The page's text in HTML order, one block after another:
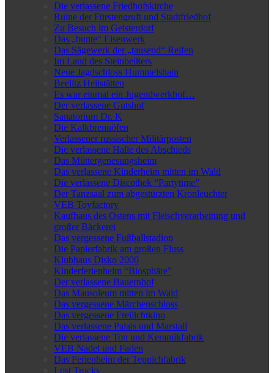
Die verlassene Friedhofskirche
Ruine der Fürstengruft und Stadtfriedhof
Zu Besuch im Geisterdorf
Das „bunte“ Eisenwerk
Das Sägewerk der „tausend“ Reifen
Im Land des Steinbeißers
Neue Jagdschloss Hummelshain
Beelitz Heilstätten
Es war einmal ein Jugendwerkhof…
Der verlassene Gutshof
Sanatorium Dr. K
Die Kalkbrennöfen
Verlassener russischer Militärposten
Die verlassene Halle des Abschieds
Das Müttergenesungsheim
Das verlassene Kinderheim mitten im Wald
Die verlassene Discothek “Partytime”
Der Tanzsaal zum abgestürzten Kronleuchter
VEB Toyfactory
Kaufhaus des Ostens mit Fleischverarbeitung und
großer Bäckerei
Das vergessene Fußballstadion
Die Papierfabrik am großen Fluss
Klubhaus Disko 2000
Kinderferienheim “Biosphäre”
Der verlassene Bauernhof
Das Mausoleum mitten im Wald
Das vergessene Märchenschloss
Das vergessene Freilichtkino
Das verlassene Palais und Marstall
Die verlassene Ton und Keramikfabrik
VEB Nadel und Faden
Das Ferienheim der Teppichfabrik
Lost Trucks